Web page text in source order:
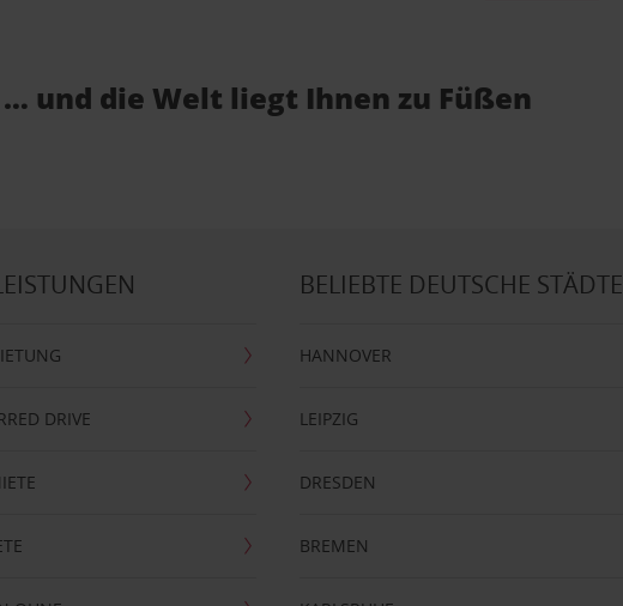
und die Welt liegt Ihnen zu Füßen
DRIVE
BELIEBTE DEUTSCHE STÄDTE
HANNOVER
LEIPZIG
DRESDEN
BREMEN